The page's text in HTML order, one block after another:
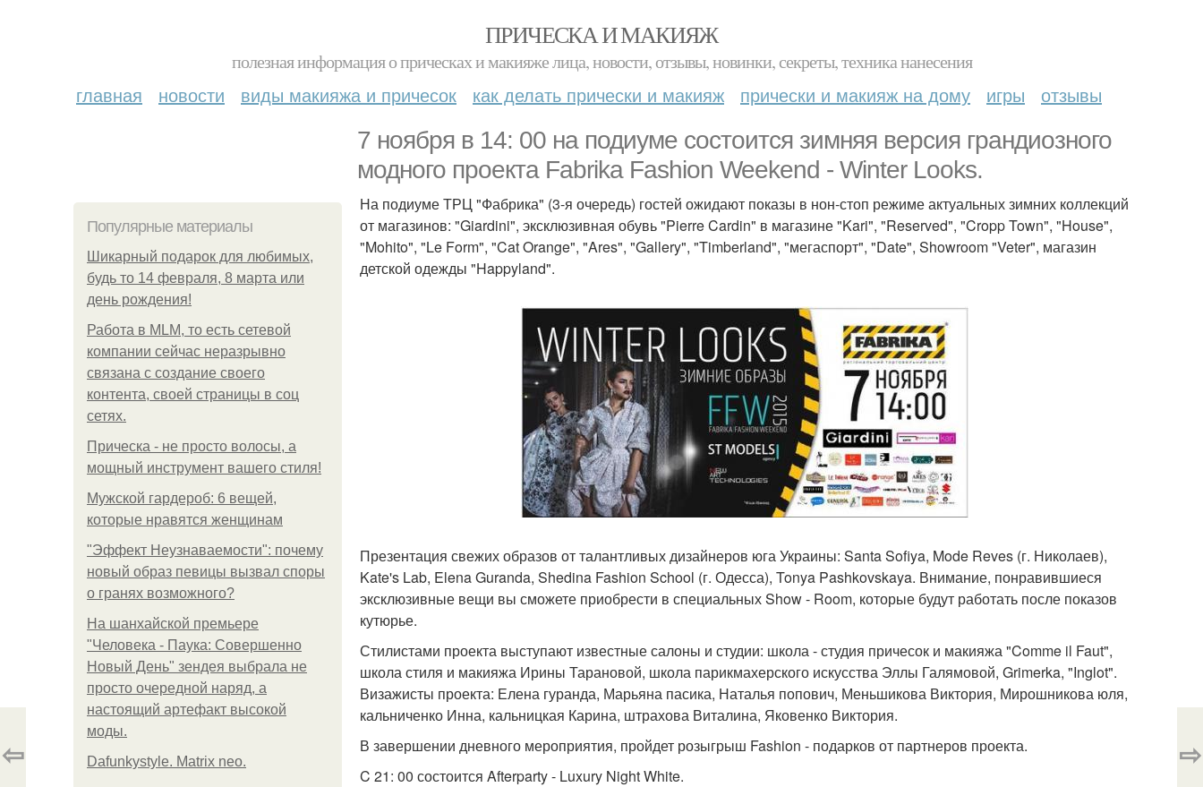
ПРИЧЕСКА И МАКИЯЖ
полезная информация о прическах и макияже лица, новости, отзывы, новинки, секреты, техника нанесения
главная новости виды макияжа и причесок как делать прически и макияж прически и макияж на дому игры отзывы
7 ноября в 14: 00 на подиуме состоится зимняя версия грандиозного
модного проекта Fabrika Fashion Weekend - Winter Looks.
Популярные материалы
Шикарный подарок для любимых,
будь то 14 февраля, 8 марта или
день рождения!
Работа в MLM, то есть сетевой
компании сейчас неразрывно
связана с создание своего
контента, своей страницы в соц
сетях.
Прическа - не просто волосы, а
мощный инструмент вашего стиля!
Мужской гардероб: 6 вещей,
которые нравятся женщинам
"Эффект Неузнаваемости": почему
новый образ певицы вызвал споры
о гранях возможного?
На шанхайской премьере
"Человека - Паука: Совершенно
Новый День" зендея выбрала не
просто очередной наряд, а
настоящий артефакт высокой
моды.
Dafunkystyle. Matrix neo.
На подиуме ТРЦ "Фабрика" (3-я очередь) гостей ожидают показы в нон-стоп режиме актуальных зимних коллекций
от магазинов: "Giardini", эксклюзивная обувь "Pierre Cardin" в магазине "Kari", "Reserved", "Cropp Town", "House",
"Mohito", "Le Form", "Cat Orange", "Ares", "Gallery", "Timberland", "мегаспорт", "Date", Showroom "Veter", магазин
детской одежды "Happyland".
Презентация свежих образов от талантливых дизайнеров юга Украины: Santa Sofiya, Mode Reves (г. Николаев),
Kate's Lab, Elena Guranda, Shedina Fashion School (г. Одесса), Tonya Pashkovskaya. Внимание, понравившиеся
эксклюзивные вещи вы сможете приобрести в специальных Show - Room, которые будут работать после показов
кутюрье.
Стилистами проекта выступают известные салоны и студии: школа - студия причесок и макияжа "Comme il Faut",
школа стиля и макияжа Ирины Тарановой, школа парикмахерского искусства Эллы Галямовой, Grimerka, "Inglot".
Визажисты проекта: Елена гуранда, Марьяна пасика, Наталья попович, Меньшикова Виктория, Мирошникова юля,
кальниченко Инна, кальницкая Карина, штрахова Виталина, Яковенко Виктория.
В завершении дневного мероприятия, пройдет розыгрыш Fashion - подарков от партнеров проекта.
C 21: 00 состоится Afterparty - Luxury Night White.
⇦ ⇨